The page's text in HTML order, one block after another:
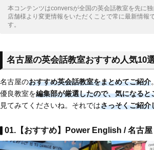
本コンテンツはconversが全国の英会話教室を先に
店舗様より変更情報をいただくことで常に最新情報
す。
名古屋の英会話教室おすすめ人気10
名古屋のおすすめ英会話教室をまとめてご紹介
優良教室を編集部が厳選したので、気になると
見てみてくださいね。それではさっそくご紹介
01.【おすすめ】Power English / 名古屋